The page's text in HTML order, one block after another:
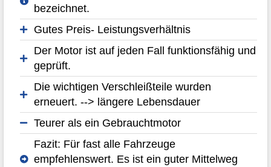
bezeichnet.
Gutes Preis- Leistungsverhältnis
Der Motor ist auf jeden Fall funktionsfähig und
geprüft.
Die wichtigen Verschleißteile wurden
erneuert. --> längere Lebensdauer
Teurer als ein Gebrauchtmotor
Fazit: Für fast alle Fahrzeuge
empfehlenswert. Es ist ein guter Mittelweg